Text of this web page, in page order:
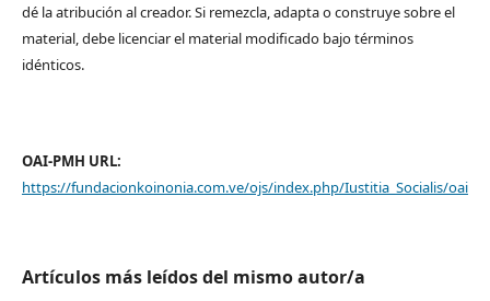
dé la atribución al creador. Si remezcla, adapta o construye sobre el
material, debe licenciar el material modificado bajo términos
idénticos.
OAI-PMH URL:
https://fundacionkoinonia.com.ve/ojs/index.php/Iustitia_Socialis/oai
Artículos más leídos del mismo autor/a